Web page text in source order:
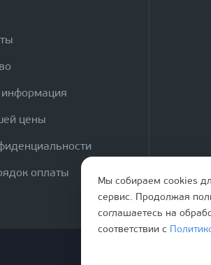
цены
оплаты
Правила
Мы собираем cookies
сервис. Продолжая
соглашаетесь на
соответствии с